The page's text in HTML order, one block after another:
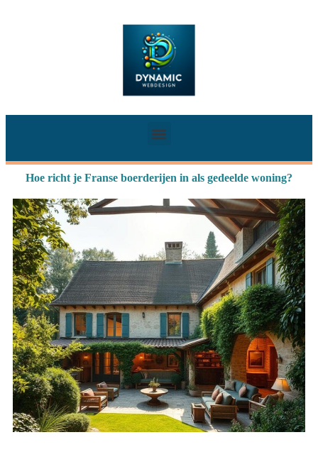
Hoe richt je Franse boerderijen in als gedeelde woning?